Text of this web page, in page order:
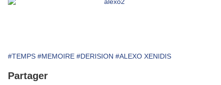
#TEMPS #MEMOIRE #DERISION #ALEXO XENIDIS
Partager